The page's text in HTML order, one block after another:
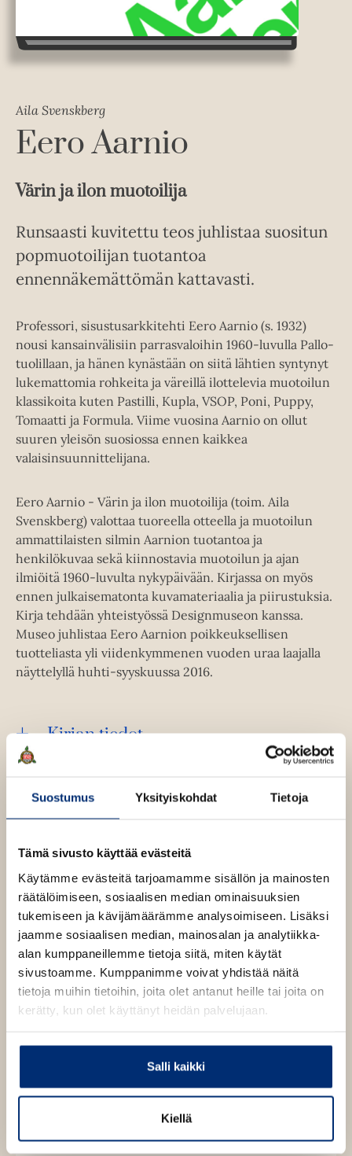
Suostumus Yksityiskohdat Tietoja
Tämä sivusto käyttää evästeitä
Käytämme evästeitä tarjoamamme sisällön ja mainosten
räätälöimiseen, sosiaalisen median ominaisuuksien
tukemiseen ja kävijämäärämme analysoimiseen. Lisäksi
jaamme sosiaalisen median, mainosalan ja analytiikka-
alan kumppaneillemme tietoja siitä, miten käytät
sivustoamme. Kumppanimme voivat yhdistää näitä
tietoja muihin tietoihin, joita olet antanut heille tai joita on
kerätty, kun olet käyttänyt heidän palvelujaan.
Salli kaikki
Kiellä
Aila Svenskberg
Eero Aarnio
Värin ja ilon muotoilija
Runsaasti kuvitettu teos juhlistaa suositun
popmuotoilijan tuotantoa
ennennäkemättömän kattavasti.
Professori, sisustusarkkitehti Eero Aarnio (s. 1932)
nousi kansainvälisiin parrasvaloihin 1960-luvulla Pallo-
tuolillaan, ja hänen kynästään on siitä lähtien syntynyt
lukemattomia rohkeita ja väreillä ilottelevia muotoilun
klassikoita kuten Pastilli, Kupla, VSOP, Poni, Puppy,
Tomaatti ja Formula. Viime vuosina Aarnio on ollut
suuren yleisön suosiossa ennen kaikkea
valaisinsuunnittelijana.
Eero Aarnio - Värin ja ilon muotoilija (toim. Aila
Svenskberg) valottaa tuoreella otteella ja muotoilun
ammattilaisten silmin Aarnion tuotantoa ja
henkilökuvaa sekä kiinnostavia muotoilun ja ajan
ilmiöitä 1960-luvulta nykypäivään. Kirjassa on myös
ennen julkaisematonta kuvamateriaalia ja piirustuksia.
Kirja tehdään yhteistyössä Designmuseon kanssa.
Museo juhlistaa Eero Aarnion poikkeuksellisen
tuotteliasta yli viidenkymmenen vuoden uraa laajalla
näyttelyllä huhti-syyskuussa 2016.
Kirjan tiedot
Kirjan kuvapankkikuvat
Tämä sisältö vaatii evästeitä
Muuta evästeasetuksia